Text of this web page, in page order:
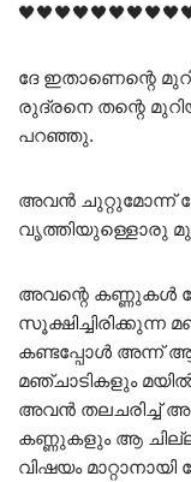
ദേ ഇതാണെന്റെ
രുദ്രനെ തന്റെ
പറഞ്ഞു.
അവൻ ചുറ്റുമോന്ന്
വൃത്തിയുള്ളൊരു
അവന്റെ കണ്ണുകൾ
കണ്ടപ്പോൾ അന്ന്
മഞ്ചാടികളും
അവൻ തലചരിച്ച്
കണ്ണുകളും ആ
വിഷയം